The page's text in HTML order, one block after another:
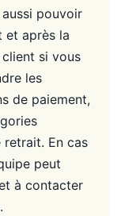
pouvoir
et après la
si vous
les
de paiement,
En cas
peut
à contacter